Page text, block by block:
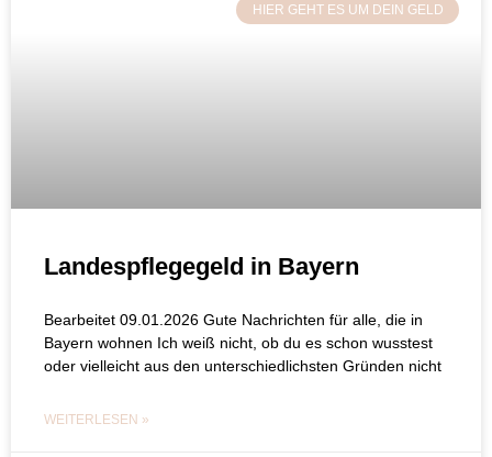
HIER GEHT ES UM DEIN GELD
Landespflegegeld in Bayern
Bearbeitet 09.01.2026 Gute Nachrichten für alle, die in
Bayern wohnen Ich weiß nicht, ob du es schon wusstest
oder vielleicht aus den unterschiedlichsten Gründen nicht
WEITERLESEN »